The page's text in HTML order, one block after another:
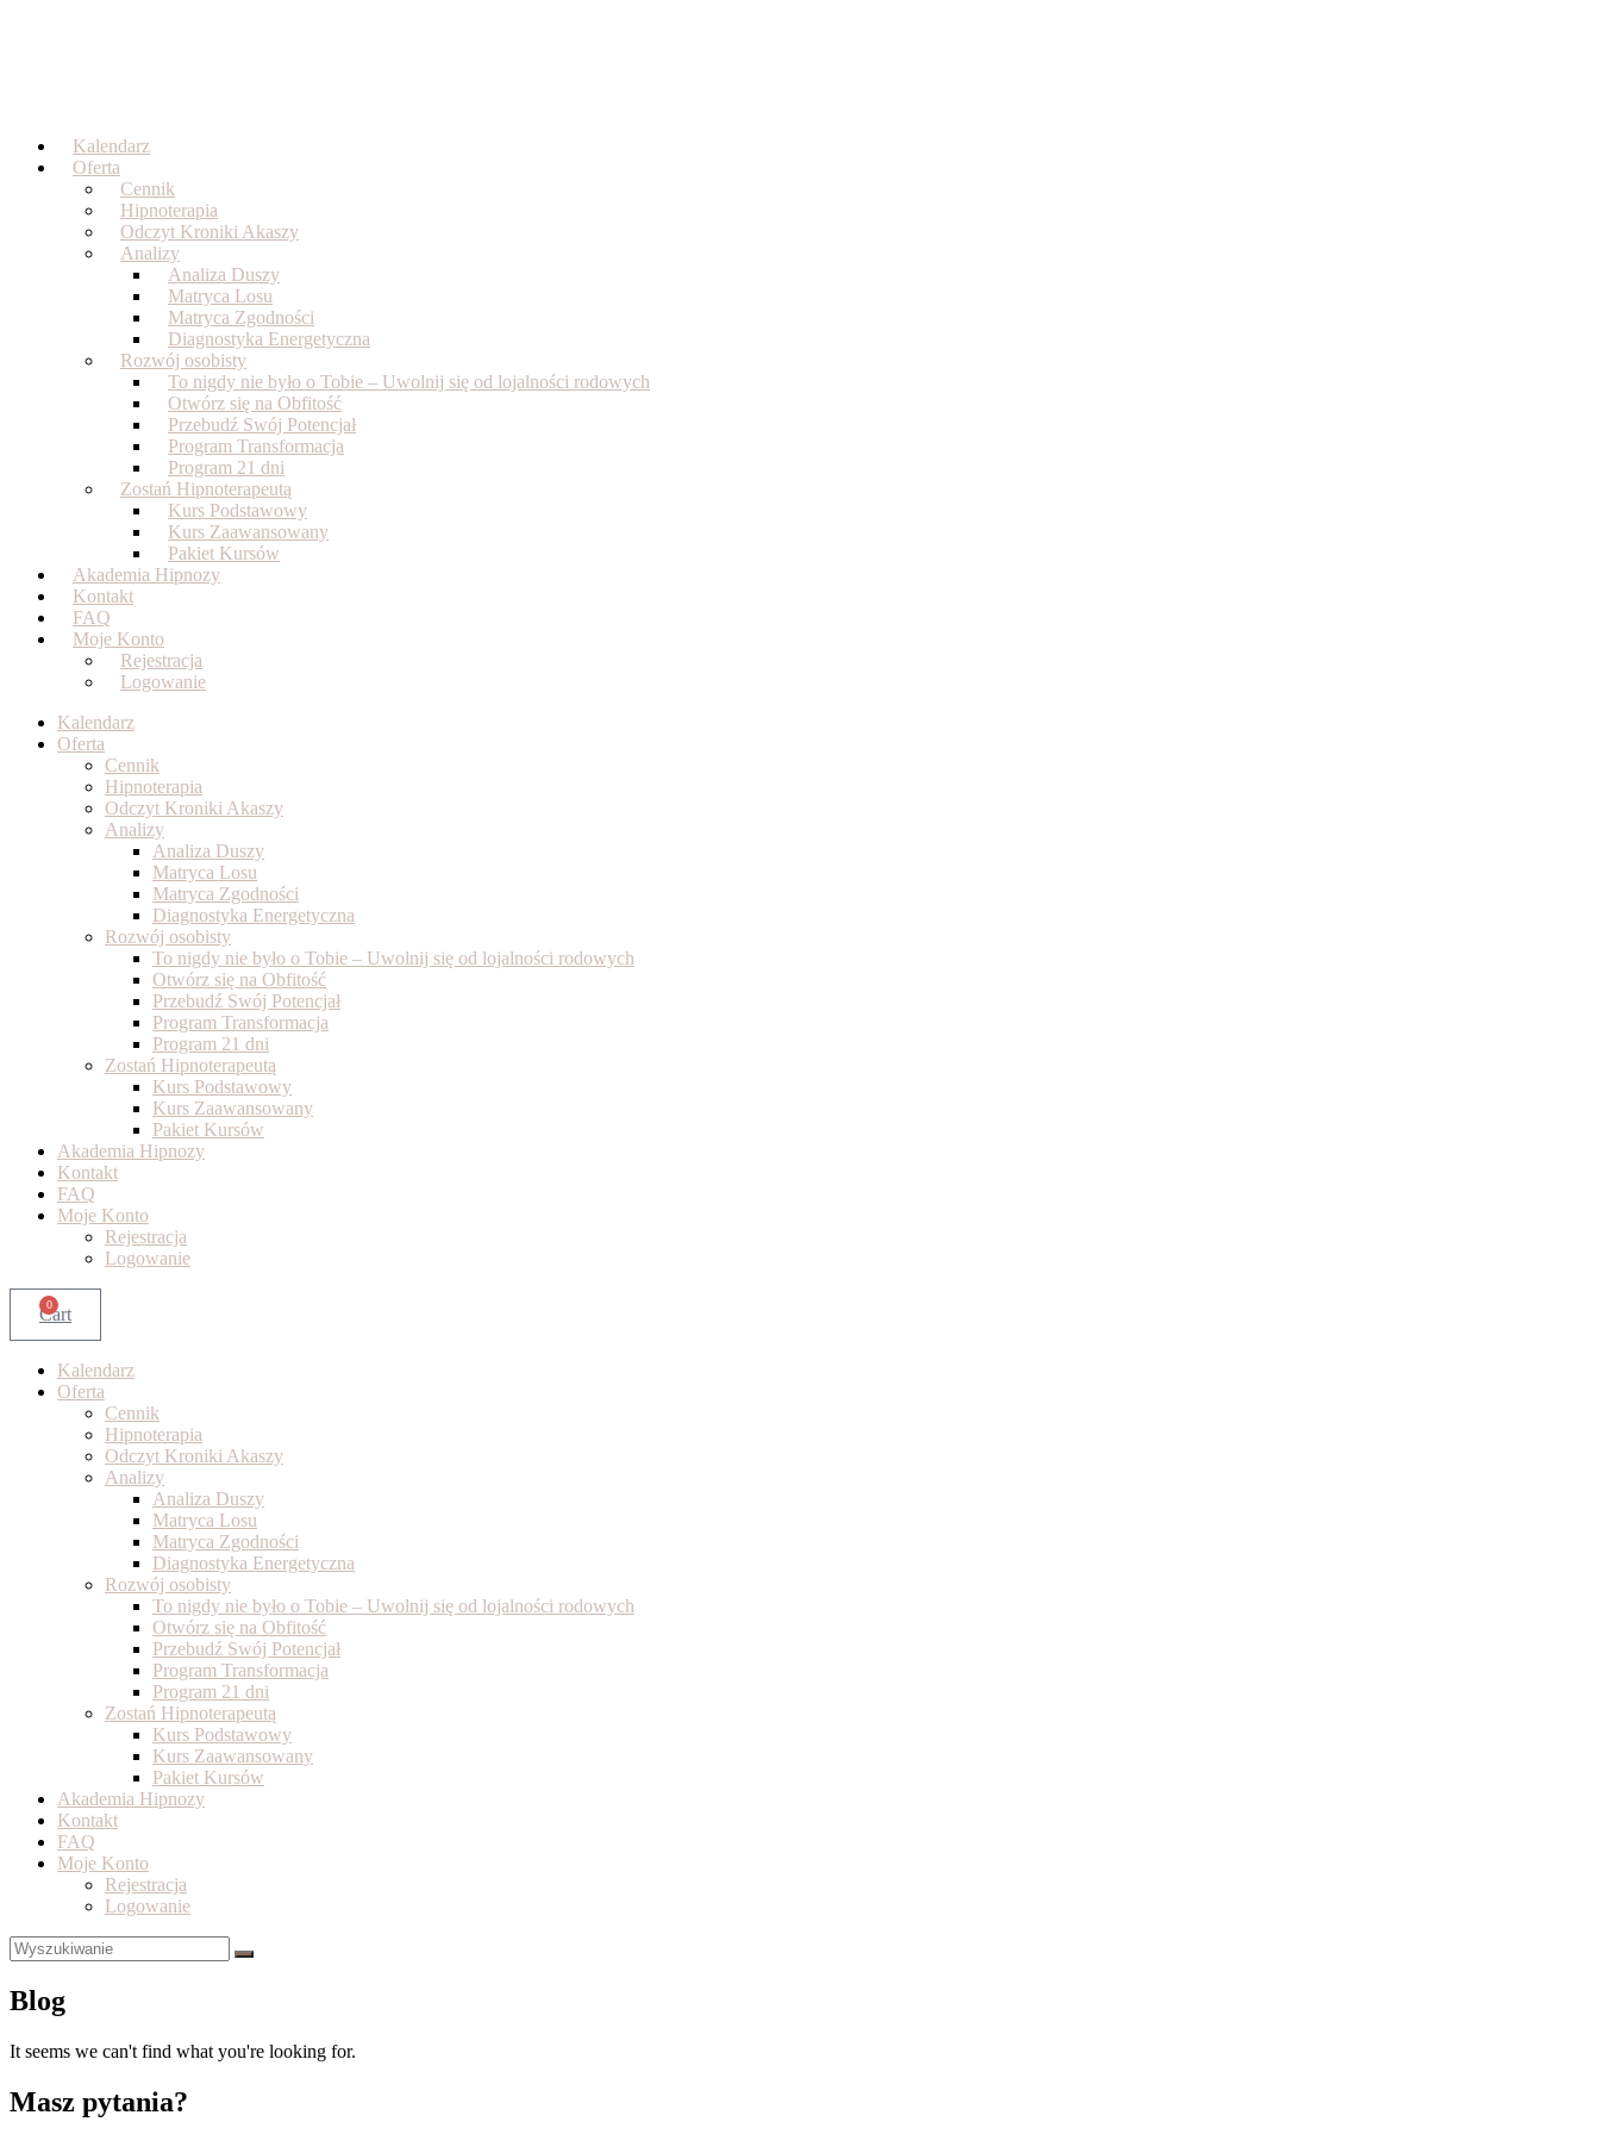
Kalendarz
Oferta
Cennik
Hipnoterapia
Odczyt Kroniki Akaszy
Analizy
Analiza Duszy
Matryca Losu
Matryca Zgodności
Diagnostyka Energetyczna
Rozwój osobisty
To nigdy nie było o Tobie – Uwolnij się od lojalności rodowych
Otwórz się na Obfitość
Przebudź Swój Potencjał
Program Transformacja
Program 21 dni
Zostań Hipnoterapeutą
Kurs Podstawowy
Kurs Zaawansowany
Pakiet Kursów
Akademia Hipnozy
Kontakt
FAQ
Moje Konto
Rejestracja
Logowanie
Kalendarz
Oferta
Cennik
Hipnoterapia
Odczyt Kroniki Akaszy
Analizy
Analiza Duszy
Matryca Losu
Matryca Zgodności
Diagnostyka Energetyczna
Rozwój osobisty
To nigdy nie było o Tobie – Uwolnij się od lojalności rodowych
Otwórz się na Obfitość
Przebudź Swój Potencjał
Program Transformacja
Program 21 dni
Zostań Hipnoterapeutą
Kurs Podstawowy
Kurs Zaawansowany
Pakiet Kursów
Akademia Hipnozy
Kontakt
FAQ
Moje Konto
Rejestracja
Logowanie
0
Cart
Kalendarz
Oferta
Cennik
Hipnoterapia
Odczyt Kroniki Akaszy
Analizy
Analiza Duszy
Matryca Losu
Matryca Zgodności
Diagnostyka Energetyczna
Rozwój osobisty
To nigdy nie było o Tobie – Uwolnij się od lojalności rodowych
Otwórz się na Obfitość
Przebudź Swój Potencjał
Program Transformacja
Program 21 dni
Zostań Hipnoterapeutą
Kurs Podstawowy
Kurs Zaawansowany
Pakiet Kursów
Akademia Hipnozy
Kontakt
FAQ
Moje Konto
Rejestracja
Logowanie
Blog
It seems we can't find what you're looking for.
Masz pytania?